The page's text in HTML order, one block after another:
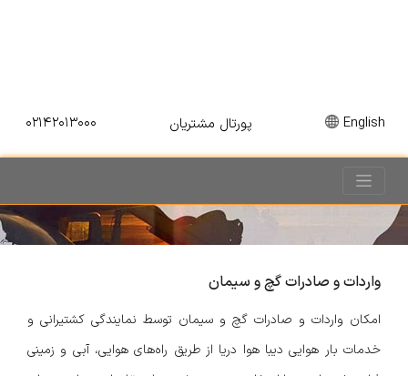
English پورتال مشتریان ۰۲۱۴۲۰۱۳۰۰۰
واردات و صادرات گچ و سیمان
امکان واردات و صادرات گچ و سیمان توسط نمایندگی کشتیرانی و
خدمات بار هوایی دیبا هوا دریا از طریق راه‌های هوایی، آبی و زمینی